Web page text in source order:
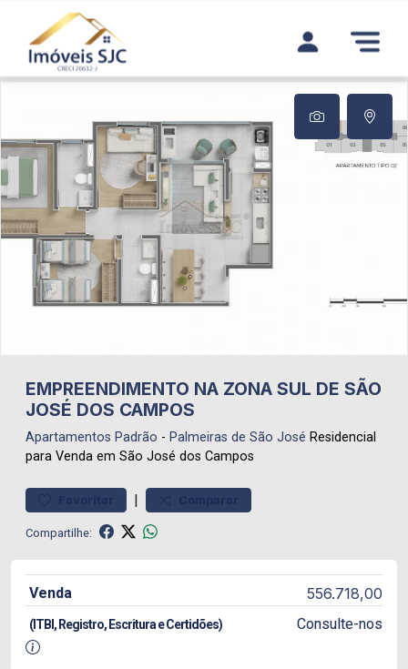
EMPREENDIMENTO NA ZONA SUL DE SÃO
JOSÉ DOS CAMPOS
Apartamentos Padrão - Palmeiras de São José Residencial
para Venda em São José dos Campos
|
Compartilhe:
Venda 556.718,00
(ITBI, Registro, Escritura e Certidões) Consulte-nos